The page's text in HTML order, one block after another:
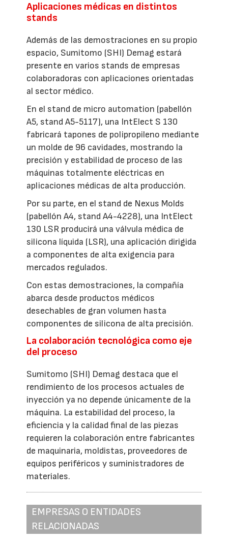
Aplicaciones médicas en distintos
stands
Además de las demostraciones en su propio
espacio, Sumitomo (SHI) Demag estará
presente en varios stands de empresas
colaboradoras con aplicaciones orientadas
al sector médico.
En el stand de micro automation (pabellón
A5, stand A5-5117), una IntElect S 130
fabricará tapones de polipropileno mediante
un molde de 96 cavidades, mostrando la
precisión y estabilidad de proceso de las
máquinas totalmente eléctricas en
aplicaciones médicas de alta producción.
Por su parte, en el stand de Nexus Molds
(pabellón A4, stand A4-4228), una IntElect
130 LSR producirá una válvula médica de
silicona líquida (LSR), una aplicación dirigida
a componentes de alta exigencia para
mercados regulados.
Con estas demostraciones, la compañía
abarca desde productos médicos
desechables de gran volumen hasta
componentes de silicona de alta precisión.
La colaboración tecnológica como eje
del proceso
Sumitomo (SHI) Demag destaca que el
rendimiento de los procesos actuales de
inyección ya no depende únicamente de la
máquina. La estabilidad del proceso, la
eficiencia y la calidad final de las piezas
requieren la colaboración entre fabricantes
de maquinaria, moldistas, proveedores de
equipos periféricos y suministradores de
materiales.
EMPRESAS O ENTIDADES
RELACIONADAS